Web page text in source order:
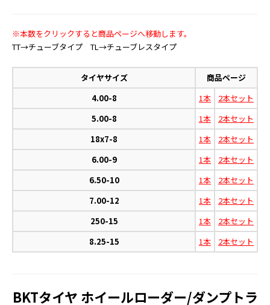
※本数をクリックすると商品ページへ移動します。
TT→チューブタイプ TL→チューブレスタイプ
タイヤサイズ
商品ページ
4.00-8
1本
2本セット
5.00-8
1本
2本セット
18x7-8
1本
2本セット
6.00-9
1本
2本セット
6.50-10
1本
2本セット
7.00-12
1本
2本セット
250-15
1本
2本セット
8.25-15
1本 2本セット
BKTタイヤ ホイールローダー/ダンプトラ